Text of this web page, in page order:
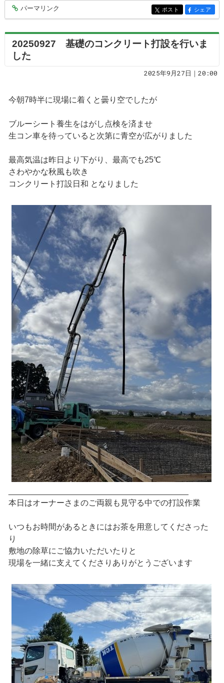
entry9931
パーマリンク entry9931
ポスト entry9931
シェア
20250927 基礎のコンクリート打設を行いま
した
2025年9月27日｜20:00
今朝7時半に現場に着くと曇り空でしたが
ブルーシート養生をはがし点検を済ませ
生コン車を待っていると次第に青空が広がりました
最高気温は昨日より下がり、最高でも25℃
さわやかな秋風も吹き
コンクリート打設日和 となりました
本日はオーナーさまのご両親も見守る中での打設作業
いつもお時間があるときにはお茶を用意してくださった
り
敷地の除草にご協力いただいたりと
現場を一緒に支えてくださりありがとうございます